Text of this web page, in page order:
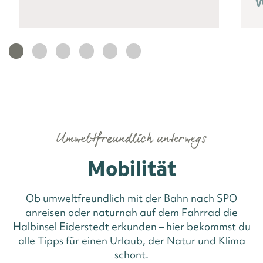
Mobilität
Umweltfreundlich unterwegs
Ob umweltfreundlich mit der Bahn nach SPO
anreisen oder naturnah auf dem Fahrrad die
Halbinsel Eiderstedt erkunden – hier bekommst du
alle Tipps für einen Urlaub, der Natur und Klima
schont.